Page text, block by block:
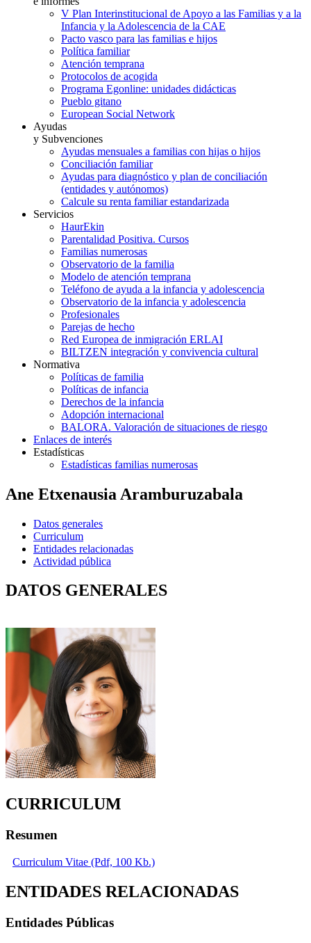
V Plan Interinstitucional de Apoyo a las Familias y a la
Infancia y la Adolescencia de la CAE
Pacto vasco para las familias e hijos
Política familiar
Atención temprana
Protocolos de acogida
Programa Egonline: unidades didácticas
Pueblo gitano
European Social Network
Ayudas
y Subvenciones
Ayudas mensuales a familias con hijas o hijos
Conciliación familiar
Ayudas para diagnóstico y plan de conciliación
(entidades y autónomos)
Calcule su renta familiar estandarizada
Servicios
HaurEkin
Parentalidad Positiva. Cursos
Familias numerosas
Observatorio de la familia
Modelo de atención temprana
Teléfono de ayuda a la infancia y adolescencia
Observatorio de la infancia y adolescencia
Profesionales
Parejas de hecho
Red Europea de inmigración ERLAI
BILTZEN integración y convivencia cultural
Normativa
Políticas de familia
Políticas de infancia
Derechos de la infancia
Adopción internacional
BALORA. Valoración de situaciones de riesgo
Enlaces de interés
Estadísticas
Estadísticas familias numerosas
Ane Etxenausia Aramburuzabala
Datos generales
Curriculum
Entidades relacionadas
Actividad pública
DATOS GENERALES
CURRICULUM
Resumen
Curriculum Vitae (Pdf, 100 Kb.)
ENTIDADES RELACIONADAS
Entidades Públicas